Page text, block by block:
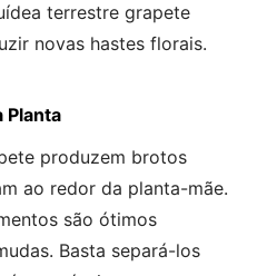
terrestre grapete
novas hastes florais.
Planta
produzem brotos
ao redor da planta-mãe.
são ótimos
Basta separá-los